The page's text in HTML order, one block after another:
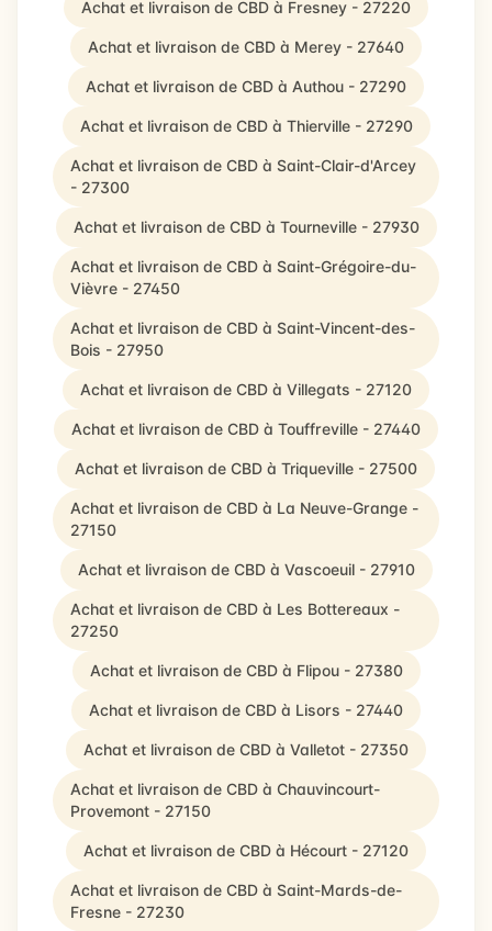
Achat et livraison de CBD à Fresney - 27220
Achat et livraison de CBD à Merey - 27640
Achat et livraison de CBD à Authou - 27290
Achat et livraison de CBD à Thierville - 27290
Achat et livraison de CBD à Saint-Clair-d'Arcey
- 27300
Achat et livraison de CBD à Tourneville - 27930
Achat et livraison de CBD à Saint-Grégoire-du-
Vièvre - 27450
Achat et livraison de CBD à Saint-Vincent-des-
Bois - 27950
Achat et livraison de CBD à Villegats - 27120
Achat et livraison de CBD à Touffreville - 27440
Achat et livraison de CBD à Triqueville - 27500
Achat et livraison de CBD à La Neuve-Grange -
27150
Achat et livraison de CBD à Vascoeuil - 27910
Achat et livraison de CBD à Les Bottereaux -
27250
Achat et livraison de CBD à Flipou - 27380
Achat et livraison de CBD à Lisors - 27440
Achat et livraison de CBD à Valletot - 27350
Achat et livraison de CBD à Chauvincourt-
Provemont - 27150
Achat et livraison de CBD à Hécourt - 27120
Achat et livraison de CBD à Saint-Mards-de-
Fresne - 27230